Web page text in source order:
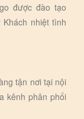
được đào tạo
nhiệt tình
tận nơi tại nội
kênh phân phối